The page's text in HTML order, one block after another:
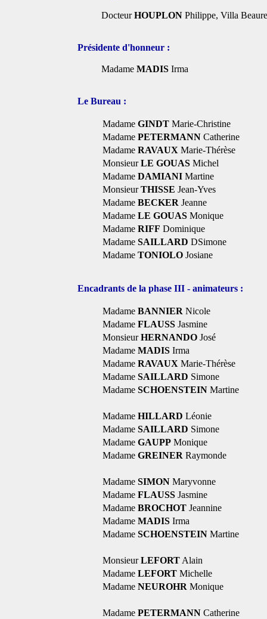
DocteurHOUPLON Philippe, Villa
Présidente d'honneur :
Madame MADIS Irma
Le Bureau :
Madame GINDT Marie-Christine
Madame PETERMANN Catherine
Madame RAVAUX Marie-Thérèse
MonsieurLE GOUAS Michel
Madame DAMIANI Martine
MonsieurTHISSE Jean-Yves
Madame BECKER Jeanne
Madame LE GOUAS Monique
Madame RIFF Dominique
Madame SAILLARD DSimone
Madame TONIOLO Josiane
Encadrants de la phase III - animateurs :
Madame BANNIER Nicole
Madame FLAUSS Jasmine
MonsieurHERNANDO José
Madame MADIS Irma
Madame RAVAUX Marie-Thérèse
Madame SAILLARD Simone
Madame SCHOENSTEIN Martine
Madame HILLARD Léonie
Madame SAILLARD Simone
Madame GAUPP Monique
Madame GREINER Raymonde
Madame SIMON Maryvonne
Madame FLAUSS Jasmine
Madame BROCHOT Jeannine
Madame MADIS Irma
Madame SCHOENSTEIN Martine
MonsieurLEFORT Alain
Madame LEFORT Michelle
Madame NEUROHR Monique
Madame PETERMANN Catherine